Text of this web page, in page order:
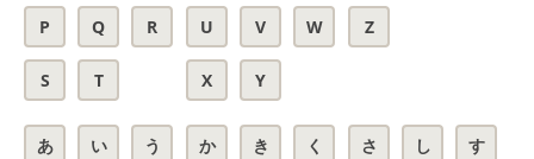
P Q R
S T
U V W
X Y
Z
あ い う か き く さ し す